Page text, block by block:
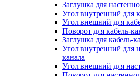
Заглушка для
Угол внутренний для
Угол внешний для
Поворот для кабель-
Заглушка для кабель-
Угол внутренний для
канала
Угол внешний для